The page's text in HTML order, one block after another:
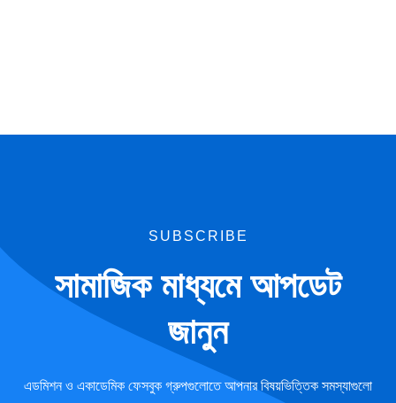
SUBSCRIBE
সামাজিক মাধ্যমে আপডেট
জানুন
এডমিশন ও একাডেমিক ফেসবুক গ্রুপগুলোতে আপনার বিষয়ভিত্তিক সমস্যাগুলো